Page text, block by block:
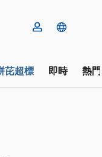
芘超標 即時 熱